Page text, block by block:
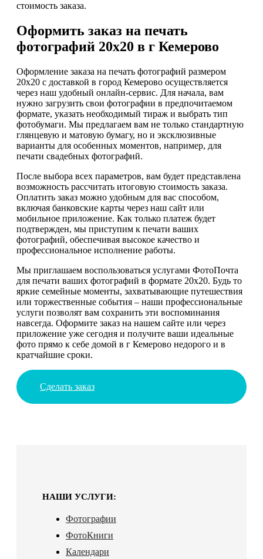
стоимость заказа.
Оформить заказ на печать
фотографий 20х20 в г Кемерово
Оформление заказа на печать фотографий размером
20х20 с доставкой в город Кемерово осуществляется
через наш удобный онлайн-сервис. Для начала, вам
нужно загрузить свои фотографии в предпочитаемом
формате, указать необходимый тираж и выбрать тип
фотобумаги. Мы предлагаем вам не только стандартную
глянцевую и матовую бумагу, но и эксклюзивные
варианты для особенных моментов, например, для
печати свадебных фотографий.
После выбора всех параметров, вам будет представлена
возможность рассчитать итоговую стоимость заказа.
Оплатить заказ можно удобным для вас способом,
включая банковские карты через наш сайт или
мобильное приложение. Как только платеж будет
подтвержден, мы приступим к печати ваших
фотографий, обеспечивая высокое качество и
профессиональное исполнение работы.
Мы приглашаем воспользоваться услугами ФотоПочта
для печати ваших фотографий в формате 20х20. Будь то
яркие семейные моменты, захватывающие путешествия
или торжественные события – наши профессиональные
услуги позволят вам сохранить эти воспоминания
навсегда. Оформите заказ на нашем сайте или через
приложение уже сегодня и получите ваши идеальные
фото прямо к себе домой в г Кемерово недорого и в
кратчайшие сроки.
Сделать заказ
НАШИ УСЛУГИ:
Фотографии
ФотоКниги
Календари